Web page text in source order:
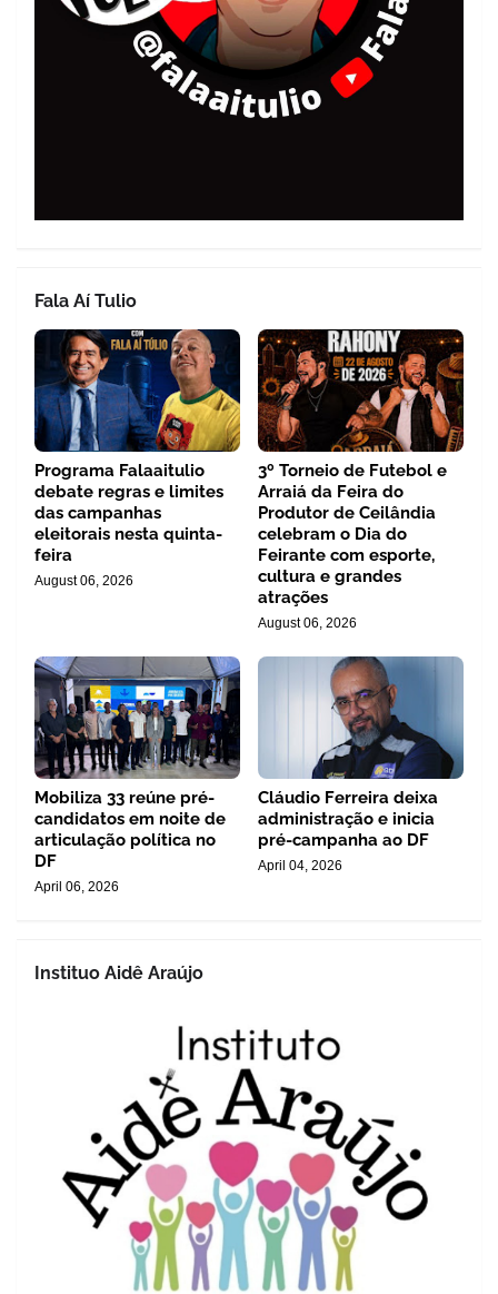
Fala Aí Tulio
Programa Falaaitulio
debate regras e limites
das campanhas
eleitorais nesta quinta-
feira
August 06, 2026
3º Torneio de Futebol e
Arraiá da Feira do
Produtor de Ceilândia
celebram o Dia do
Feirante com esporte,
cultura e grandes
atrações
August 06, 2026
Mobiliza 33 reúne pré-
candidatos em noite de
articulação política no
DF
April 06, 2026
Cláudio Ferreira deixa
administração e inicia
pré-campanha ao DF
April 04, 2026
Instituo Aidê Araújo